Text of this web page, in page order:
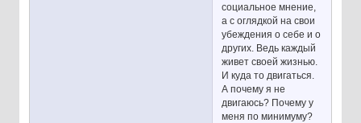
социальное мнение,
а с оглядкой на свои
убеждения о себе и о
других. Ведь каждый
живет своей жизнью.
И куда то двигаться.
А почему я не
двигаюсь? Почему у
меня по минимуму?